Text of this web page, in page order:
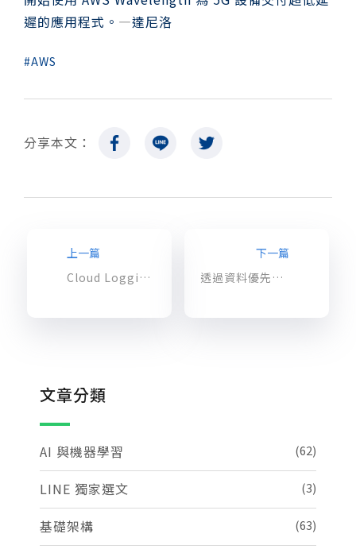
遲的應用程式。 —達尼洛
AWS
分享本文：
上一篇
Cloud Logging 宣布新的查詢選項，讓查詢變得更簡單！
下一篇
透過資料優先數位化方式釋放大型主機資料，以加速轉型、降低成本並將風險最小化
文章分類
AI 與機器學習 (62)
LINE 獨家選文 (3)
基礎架構 (63)